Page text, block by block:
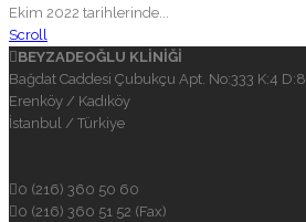
Ekim 2022 tarihlerinde...
Scroll
BEYZADEOĞLU KLİNİĞİ
Bağdat Caddesi Çubukçu Apt. No:333 K:4 D:8
Erenköy / Kadıköy
İstanbul / Türkiye
0 (216) 360 50 60
0 (216) 360 51 52 (Fax)